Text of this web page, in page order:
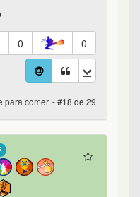
0 0
para comer. - #18 de 29